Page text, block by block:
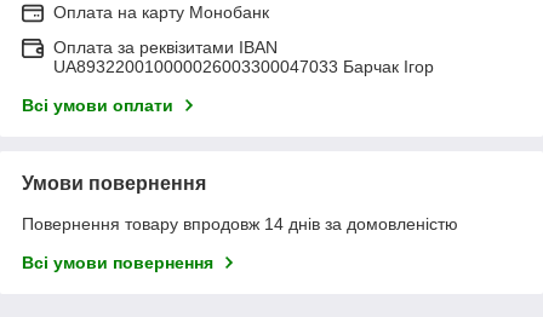
Оплата на карту Монобанк
Оплата за реквізитами IBAN
UA893220010000026003300047033 Барчак Ігор
Всі умови оплати
Умови повернення
Повернення товару впродовж 14 днів за домовленістю
Всі умови повернення